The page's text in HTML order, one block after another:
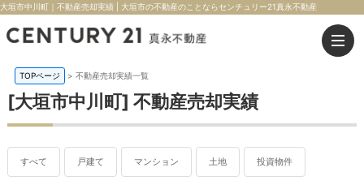
大垣市中川町｜不動産売却実績 | 大垣市の不動産のことならセンチュリー21真永不動産
TOPページ > 不動産売却実績一覧
[大垣市中川町] 不動産売却実績
すべて 戸建て マンション 土地 投資物件